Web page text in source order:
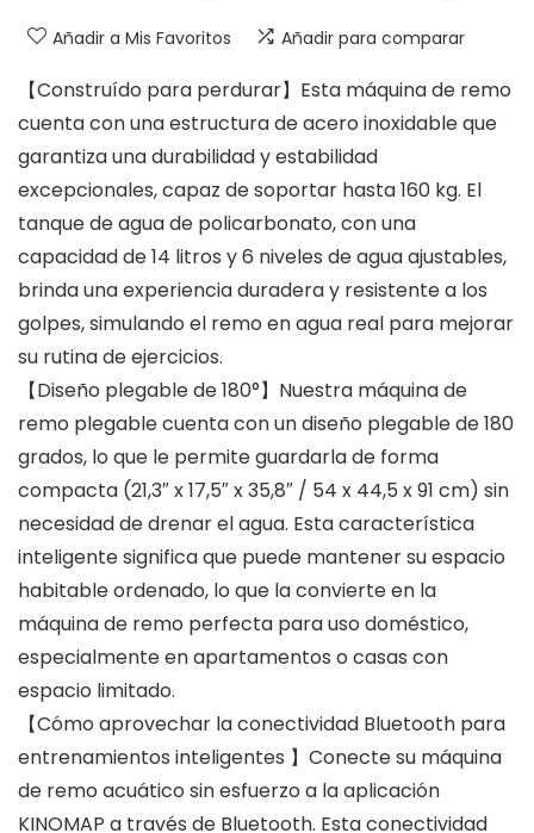
Añadir a Mis Favoritos Añadir para comparar
【Construído para perdurar】Esta máquina de remo
cuenta con una estructura de acero inoxidable que
garantiza una durabilidad y estabilidad
excepcionales, capaz de soportar hasta 160 kg. El
tanque de agua de policarbonato, con una
capacidad de 14 litros y 6 niveles de agua ajustables,
brinda una experiencia duradera y resistente a los
golpes, simulando el remo en agua real para mejorar
su rutina de ejercicios.
【Diseño plegable de 180°】Nuestra máquina de
remo plegable cuenta con un diseño plegable de 180
grados, lo que le permite guardarla de forma
compacta (21,3″ x 17,5″ x 35,8″ / 54 x 44,5 x 91 cm) sin
necesidad de drenar el agua. Esta característica
inteligente significa que puede mantener su espacio
habitable ordenado, lo que la convierte en la
máquina de remo perfecta para uso doméstico,
especialmente en apartamentos o casas con
espacio limitado.
【Cómo aprovechar la conectividad Bluetooth para
entrenamientos inteligentes 】Conecte su máquina
de remo acuático sin esfuerzo a la aplicación
KINOMAP a través de Bluetooth. Esta conectividad